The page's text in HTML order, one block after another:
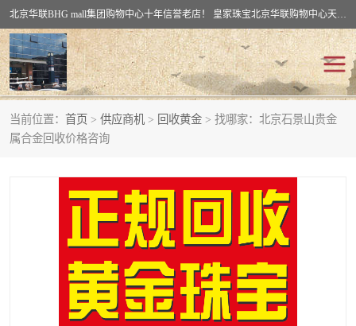
北京华联BHG mall集团购物中心十年信誉老店！ 皇家珠宝北京华联购物中心天时名苑店竭诚欢迎您。 北京市通州区（八通线）通州北苑地铁华联购物中心一层皇家珠宝 北京皇家珠宝通州黄金回收黄金首饰加工店（八通线: 通州北苑地铁华联店）：通州区通州北苑地铁华联购物中心一层皇家珠宝。
当前位置： 首页 > 供应商机 > 回收黄金 > 找哪家：北京石景山贵金
属合金回收价格咨询
回收黄金
回收钯金 回收钻石
回收翡翠玉石